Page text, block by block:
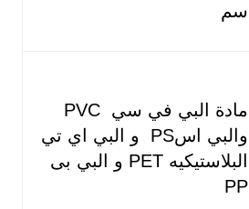
سم
مادة البي في سي PVC
والبي اسPS و البي اي تي
البلاستيكيه PET و البي بى
PP